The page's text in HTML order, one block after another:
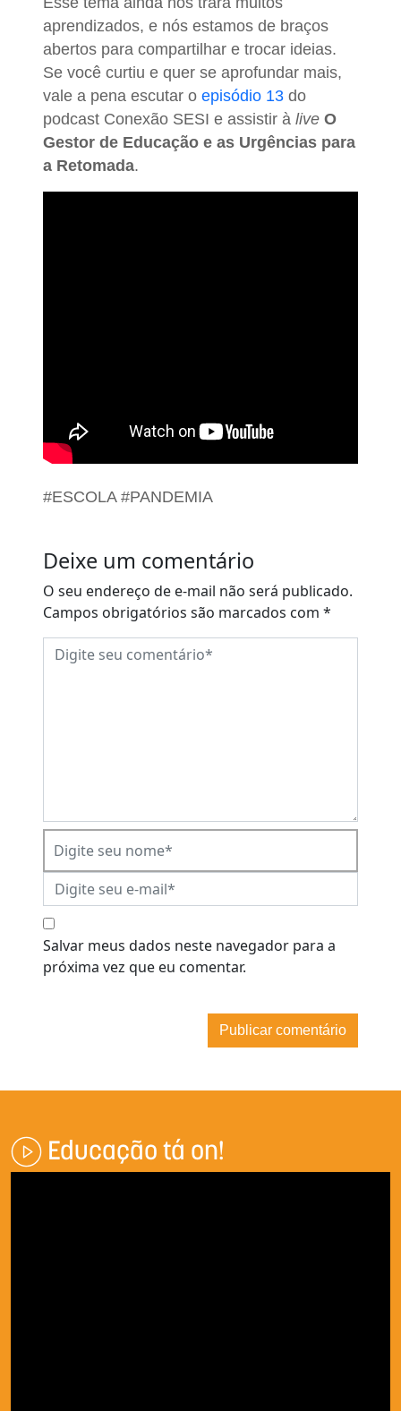
aprendizados, e nós estamos de braços
abertos para compartilhar e trocar ideias.
Se você curtiu e quer se aprofundar mais,
vale a pena escutar o episódio 13 do
podcast Conexão SESI e assistir à live O
Gestor de Educação e as Urgências para
a Retomada.
#ESCOLA #PANDEMIA
Deixe um comentário
O seu endereço de e-mail não será publicado.
Campos obrigatórios são marcados com *
Salvar meus dados neste navegador para a
próxima vez que eu comentar.
Educação tá on!